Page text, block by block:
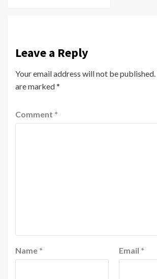
Leave a Reply
Your email address will not be published.
are marked*
Comment *
Name * Email *